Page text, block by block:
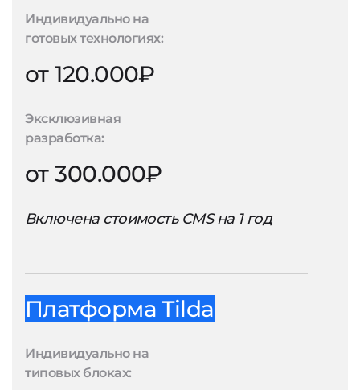
Индивидуально на
готовых технологиях:
от 120.000₽
Эксклюзивная
разработка:
от 300.000₽
Включена стоимость CMS на 1 год
Платформа Tilda
Индивидуально на
типовых блоках: